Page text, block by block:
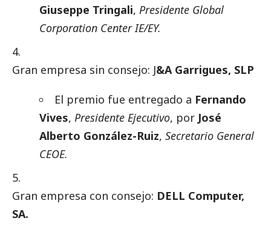
Giuseppe Tringali, Presidente Global
Corporation Center IE/EY.
Gran empresa sin consejo: J&A Garrigues, SLP
El premio fue entregado a Fernando
Vives, Presidente Ejecutivo, por José
Alberto González-Ruiz, Secretario General
CEOE.
Gran empresa con consejo: DELL Computer,
SA.